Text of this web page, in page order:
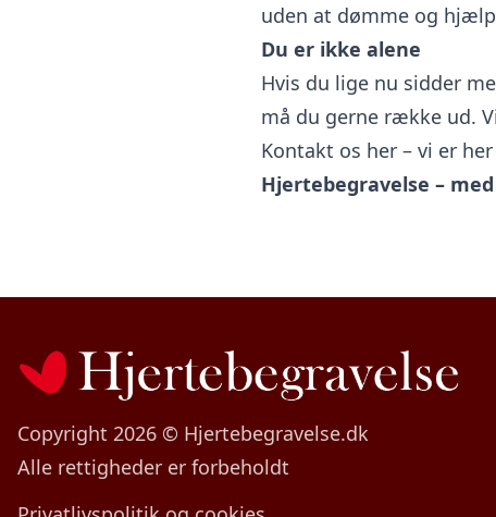
uden at dømme og
Du er ikke alene
Hvis du lige nu sidder
må du gerne række ud.
Kontakt os her – vi er
Hjertebegravelse –
Copyright 2026 © Hjertebegravelse.dk
Alle rettigheder er forbeholdt